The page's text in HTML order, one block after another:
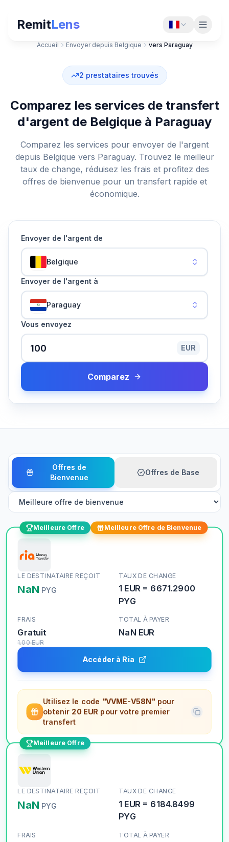
RemitLens
Accueil Envoyer depuis Belgique vers Paraguay
2 prestataires trouvés
Comparez les services de transfert
d'argent de Belgique à Paraguay
Comparez les services pour envoyer de l'argent
depuis Belgique vers Paraguay. Trouvez le meilleur
taux de change, réduisez les frais et profitez des
offres de bienvenue pour un transfert rapide et
économique.
Envoyer de l'argent de
Belgique
Envoyer de l'argent à
Paraguay
Vous envoyez
EUR
Comparez
Offres de
Bienvenue
Offres de Base
Meilleure Offre Meilleure Offre de Bienvenue
LE DESTINATAIRE REÇOIT
NaN PYG
TAUX DE CHANGE
1 EUR= 6671.2900
PYG
FRAIS
Gratuit
1.00EUR
TOTAL À PAYER
NaN EUR
Accéder à Ria
Utilisez le code "VVME-V58N" pour
obtenir 20 EUR pour votre premier
transfert
Meilleure Offre
LE DESTINATAIRE REÇOIT
NaN PYG
TAUX DE CHANGE
1 EUR= 6184.8499
PYG
FRAIS TOTAL À PAYER